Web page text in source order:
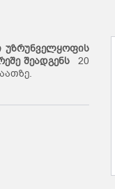
უზრუნველყოფის
შეადგენს 20